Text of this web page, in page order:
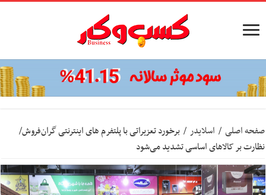
صفحه اصلی / اسلایدر / برخورد تعزیراتی با پلتفرم های اینترنتی گران‌فروش/
نظارت بر کالاهای اساسی تشدید می‌شود